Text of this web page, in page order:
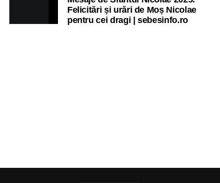
Felicitări și urări de Moș Nicolae
pentru cei dragi | sebesinfo.ro